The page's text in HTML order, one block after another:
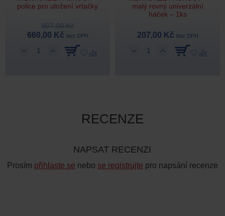
police pro uložení vrtačky
807,00 Kč
660,00 Kč bez DPH
malý rovný univerzální
háček – 1ks
207,00 Kč bez DPH
RECENZE
NAPSAT RECENZI
Prosím přihlaste se nebo se registrujte pro napsání recenze